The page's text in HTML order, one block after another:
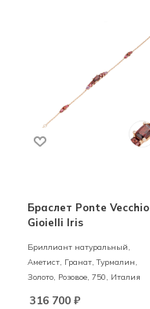
Браслет Ponte Vecchio
Gioielli Iris
Бриллиант натуральный,
Аметист, Гранат, Турмалин,
Золото, Розовое, 750, Италия
316 700 ₽